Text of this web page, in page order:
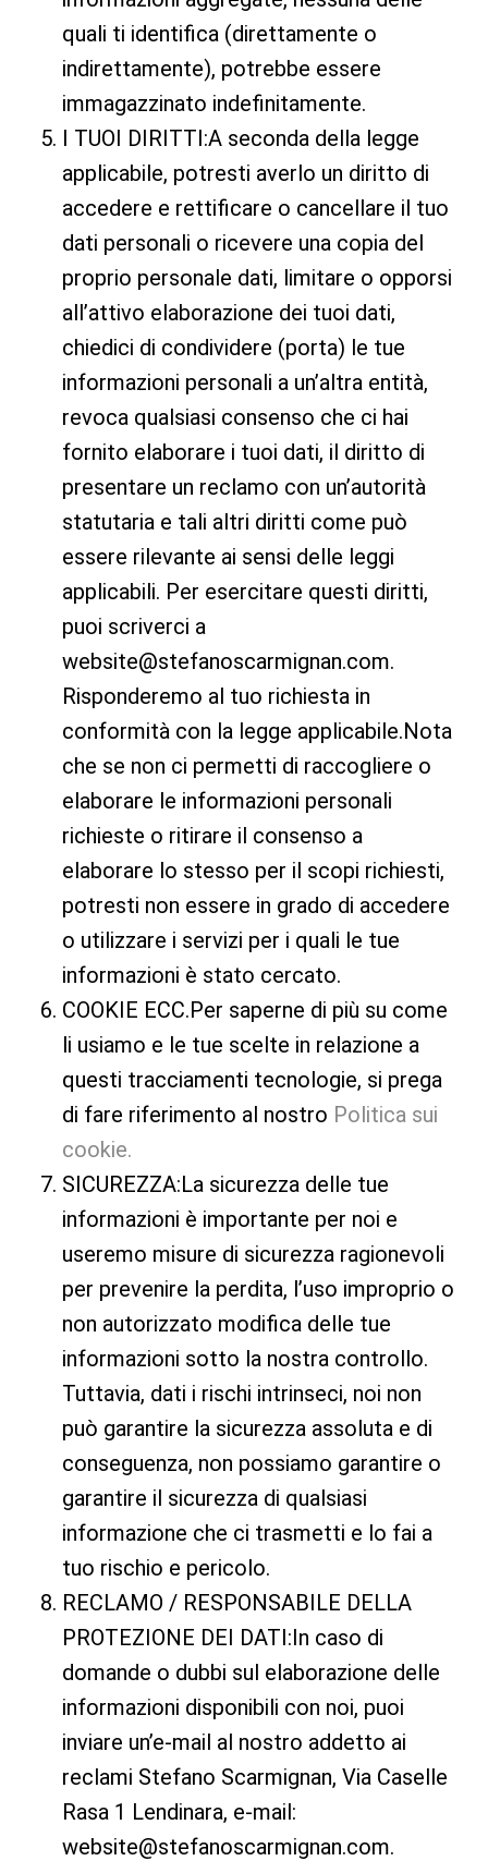
quali ti identifica (direttamente o
indirettamente), potrebbe essere
immagazzinato indefinitamente.
I TUOI DIRITTI:A seconda della legge
applicabile, potresti averlo un diritto di
accedere e rettificare o cancellare il tuo
dati personali o ricevere una copia del
proprio personale dati, limitare o opporsi
all’attivo elaborazione dei tuoi dati,
chiedici di condividere (porta) le tue
informazioni personali a un’altra entità,
revoca qualsiasi consenso che ci hai
fornito elaborare i tuoi dati, il diritto di
presentare un reclamo con un’autorità
statutaria e tali altri diritti come può
essere rilevante ai sensi delle leggi
applicabili. Per esercitare questi diritti,
puoi scriverci a
website@stefanoscarmignan.com.
Risponderemo al tuo richiesta in
conformità con la legge applicabile.Nota
che se non ci permetti di raccogliere o
elaborare le informazioni personali
richieste o ritirare il consenso a
elaborare lo stesso per il scopi richiesti,
potresti non essere in grado di accedere
o utilizzare i servizi per i quali le tue
informazioni è stato cercato.
COOKIE ECC.Per saperne di più su come
li usiamo e le tue scelte in relazione a
questi tracciamenti tecnologie, si prega
di fare riferimento al nostro Politica sui
cookie.
SICUREZZA:La sicurezza delle tue
informazioni è importante per noi e
useremo misure di sicurezza ragionevoli
per prevenire la perdita, l’uso improprio o
non autorizzato modifica delle tue
informazioni sotto la nostra controllo.
Tuttavia, dati i rischi intrinseci, noi non
può garantire la sicurezza assoluta e di
conseguenza, non possiamo garantire o
garantire il sicurezza di qualsiasi
informazione che ci trasmetti e lo fai a
tuo rischio e pericolo.
RECLAMO / RESPONSABILE DELLA
PROTEZIONE DEI DATI:In caso di
domande o dubbi sul elaborazione delle
informazioni disponibili con noi, puoi
inviare un’e-mail al nostro addetto ai
reclami Stefano Scarmignan, Via Caselle
Rasa 1 Lendinara, e-mail:
website@stefanoscarmignan.com.